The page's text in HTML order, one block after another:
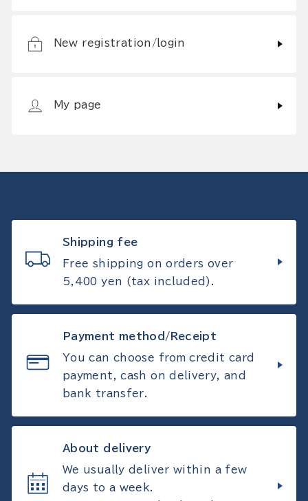
New registration/login
My page
Shipping fee
Free shipping on orders over
5,400 yen (tax included).
Payment method/Receipt
You can choose from credit card
payment, cash on delivery, and
bank transfer.
About delivery
We usually deliver within a few
days to a week.